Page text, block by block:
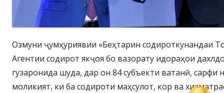
Озмуни ҷумҳуриявии «Беҳтарин содироткунандаи
Агентии содирот якҷоя бо вазорату идораҳои
гузаронида шуда, дар он 84 субъекти ватанӣ, сарфи
моликият, ки ба содироти маҳсулот, кор ва